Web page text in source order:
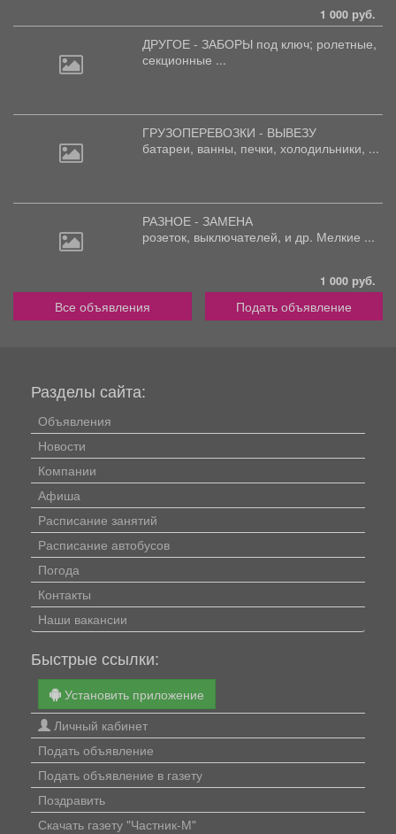
1 000 руб.
ДРУГОЕ - ЗАБОРЫ под ключ; ролетные,
секционные ...
ГРУЗОПЕРЕВОЗКИ - ВЫВЕЗУ
батареи, ванны, печки, холодильники, ...
РАЗНОЕ - ЗАМЕНА
розеток, выключателей, и др. Мелкие ...
1 000 руб.
Все объявления Подать объявление
Разделы сайта:
Объявления
Новости
Компании
Афиша
Расписание занятий
Расписание автобусов
Погода
Контакты
Наши вакансии
Быстрые ссылки:
Установить приложение
Личный кабинет
Подать объявление
Подать объявление в газету
Поздравить
Скачать газету "Частник-М"